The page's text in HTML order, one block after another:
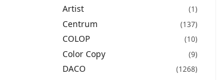
Artist (1)
Centrum (137)
COLOP (10)
Color Copy (9)
DACO (1268)